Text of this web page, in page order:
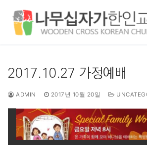
2017.10.27 가정예배
ADMIN 2017년 10월 20일